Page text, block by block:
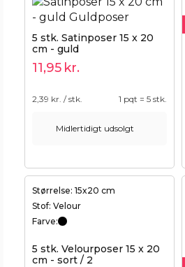
5 stk. Satinposer 15 x 20
cm - guld
11,95 kr.
2,39 kr. / stk. 1 pqt = 5 stk.
Midlertidigt udsolgt
Størrelse: 15x20 cm
Stof: Velour
Farve:
5 stk. Velourposer 15 x 20
cm - sort / 2